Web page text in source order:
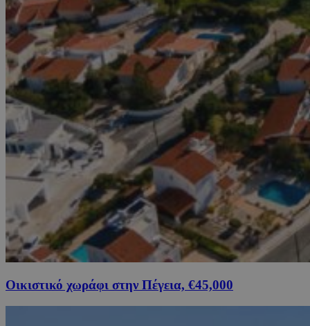
Οικιστικό χωράφι στην Πέγεια, €45,000